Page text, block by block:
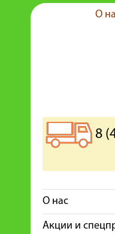
О
8
О нас
Акции и